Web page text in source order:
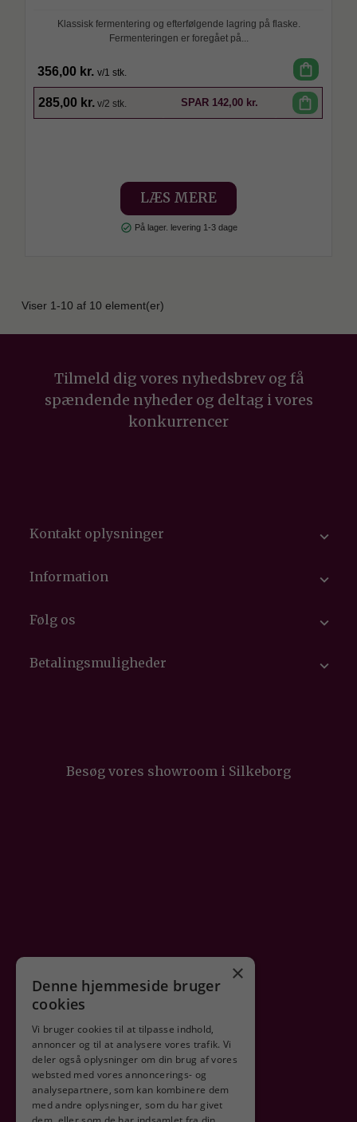
Klassisk fermentering og efterfølgende lagring på flaske.
Fermenteringen er foregået på...
356,00 kr. v/1 stk. shopping_bag
285,00 kr. v/2 stk. SPAR 142,00 kr. shopping_bag
LÆS MERE
check_circle På lager. levering 1-3 dage
Viser 1-10 af 10 element(er)
Tilmeld dig vores nyhedsbrev og få
spændende nyheder og deltag i vores
konkurrencer
Kontakt oplysninger 
Information 
Følg os 
Betalingsmuligheder 
Besøg vores showroom i Silkeborg
Sikker shopping
×
Denne hjemmeside bruger
cookies
Vi bruger cookies til at tilpasse indhold,
annoncer og til at analysere vores trafik. Vi
deler også oplysninger om din brug af vores
websted med vores annoncerings- og
analysepartnere, som kan kombinere dem
med andre oplysninger, som du har givet